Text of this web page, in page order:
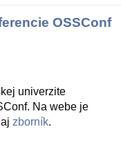
OSSConf
univerzite
Na webe je
zborník.